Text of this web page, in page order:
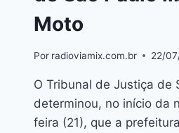
Moto
Por radioviamix.com.br 22/
O Tribunal de Justiça de
determinou, no início da
feira (21), que a